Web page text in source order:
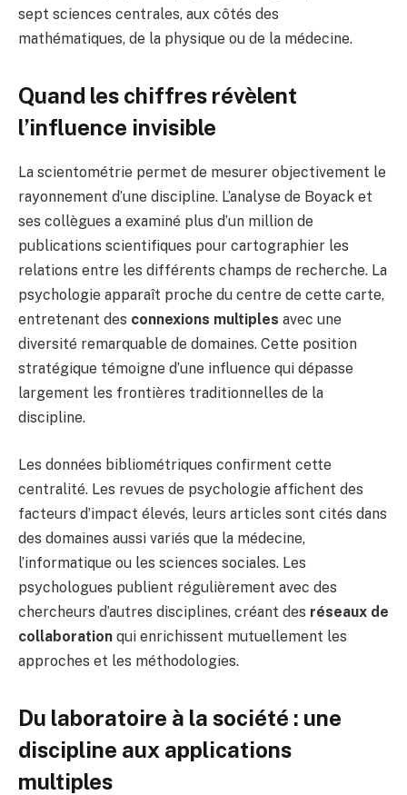
sept sciences centrales, aux côtés des
mathématiques, de la physique ou de la médecine.
Quand les chiffres révèlent
l’influence invisible
La scientométrie permet de mesurer objectivement le
rayonnement d’une discipline. L’analyse de Boyack et
ses collègues a examiné plus d’un million de
publications scientifiques pour cartographier les
relations entre les différents champs de recherche. La
psychologie apparaît proche du centre de cette carte,
entretenant des connexions multiples avec une
diversité remarquable de domaines. Cette position
stratégique témoigne d’une influence qui dépasse
largement les frontières traditionnelles de la
discipline.
Les données bibliométriques confirment cette
centralité. Les revues de psychologie affichent des
facteurs d’impact élevés, leurs articles sont cités dans
des domaines aussi variés que la médecine,
l’informatique ou les sciences sociales. Les
psychologues publient régulièrement avec des
chercheurs d’autres disciplines, créant des réseaux de
collaboration qui enrichissent mutuellement les
approches et les méthodologies.
Du laboratoire à la société : une
discipline aux applications
multiples